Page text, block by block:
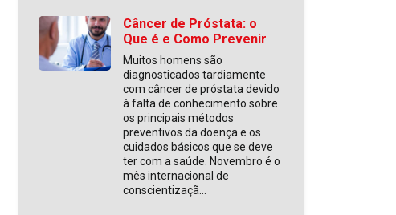
Câncer de Próstata: o
Que é e Como Prevenir
Muitos homens são
diagnosticados tardiamente
com câncer de próstata devido
à falta de conhecimento sobre
os principais métodos
preventivos da doença e os
cuidados básicos que se deve
ter com a saúde. Novembro é o
mês internacional de
conscientizaçã...